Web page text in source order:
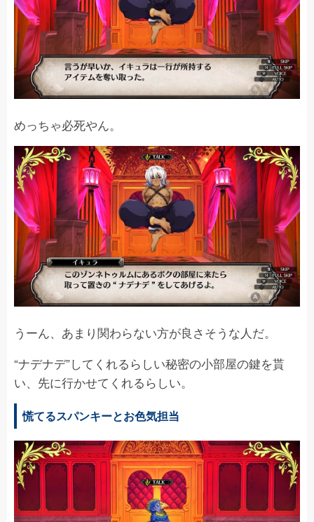
めっちゃ必死やん。
うーん、あまり関わらない方が良さそうな人だ。
“ナデナデ”してくれるらしい秘密の小部屋の鍵を貰
い、先に行かせてくれるらしい。
慌てるスパンキーとお色気担当